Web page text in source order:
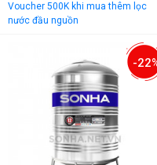
Voucher 500K khi mua thêm lọc
nước đầu nguồn
-